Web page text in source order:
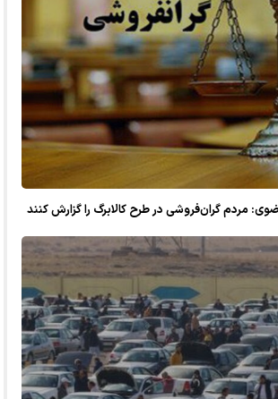
مردم گران‌فروشی در طرح کالابرگ را گزارش کنند